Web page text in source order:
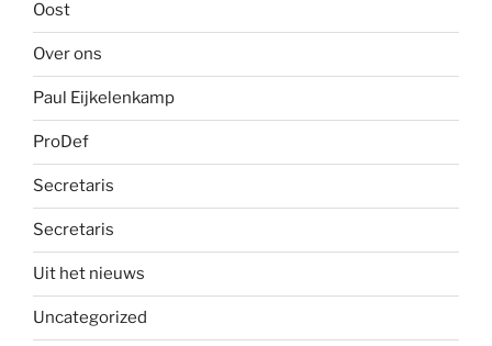
Oost
Over ons
Paul Eijkelenkamp
ProDef
Secretaris
Secretaris
Uit het nieuws
Uncategorized